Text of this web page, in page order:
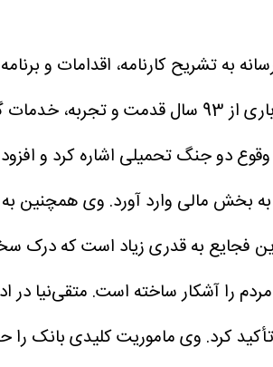
به تشریح کارنامه، اقدامات و
مالی پرداخت و اظهار داشت بانکی که روزگاری به عنوان یک نهاد نوپا فعالیت خود را آغاز کرده
به بخش مالی وارد آورد. وی
فجایع به قدری زیاد است که درک
را آشکار ساخته است. متقی‌نیا در
کرد. وی ماموریت کلیدی بانک را